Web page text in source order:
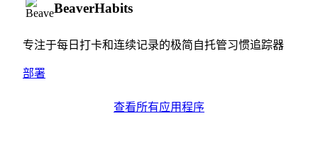
BeaverHabits
专注于每日打卡和连续记录的极简自托管习惯追踪器
部署
查看所有应用程序